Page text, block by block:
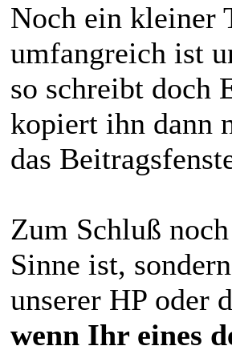
Noch ein kleiner
umfangreich ist
so schreibt doch
kopiert ihn dann
das
Zum Schluß
Sinne ist,
unserer HP oder
wenn Ihr eines